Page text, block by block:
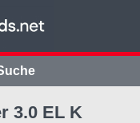
3.0 EL K